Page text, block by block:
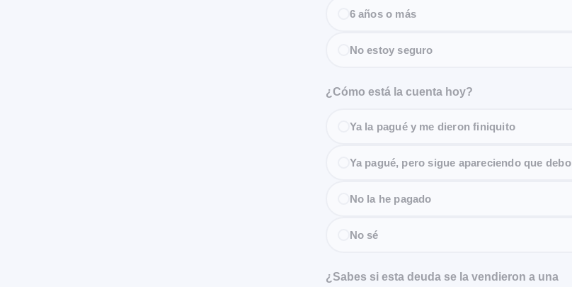
6 años o más
No estoy seguro
¿Cómo está la cuenta hoy?
Ya la pagué y me dieron finiquito
Ya pagué, pero sigue apareciendo que debo
No la he pagado
No sé
¿Sabes si esta deuda se la vendieron a una